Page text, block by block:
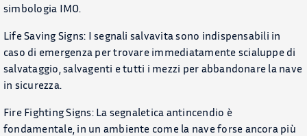
simbologia IMO.
Life Saving Signs: I segnali salvavita sono indispensabili in
caso di emergenza per trovare immediatamente scialuppe di
salvataggio, salvagenti e tutti i mezzi per abbandonare la nave
in sicurezza.
Fire Fighting Signs: La segnaletica antincendio è
fondamentale, in un ambiente come la nave forse ancora più